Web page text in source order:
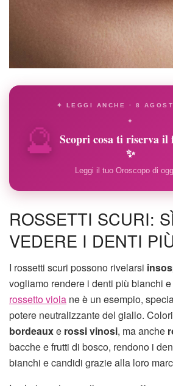
🔮
✦ LEGGI ANCHE · 8
✦
Scopri cosa ti riserva
✨
Leggi il tuo Oroscopo di
ROSSETTI SCURI:
VEDERE I DENTI
I rossetti scuri possono rivelarsi
vogliamo rendere i denti più bianchi
rossetto viola ne è un esempio,
potere neutralizzante del giallo.
bordeauxe rossi vinosi, ma anche
bacche e frutti di bosco, rendono i
bianchi e candidi grazie alla loro